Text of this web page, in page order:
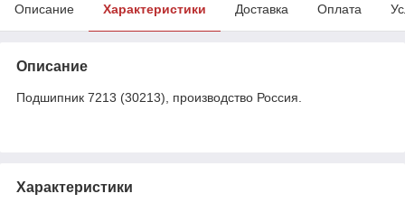
Описание Характеристики Доставка Оплата
Описание
Подшипник 7213 (30213), производство Россия.
Характеристики